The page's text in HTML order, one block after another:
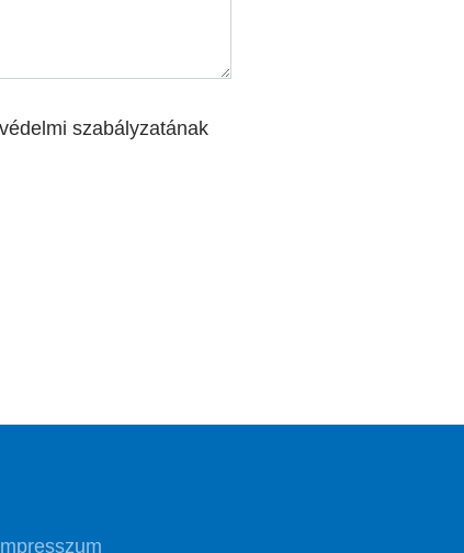
szabályzatának